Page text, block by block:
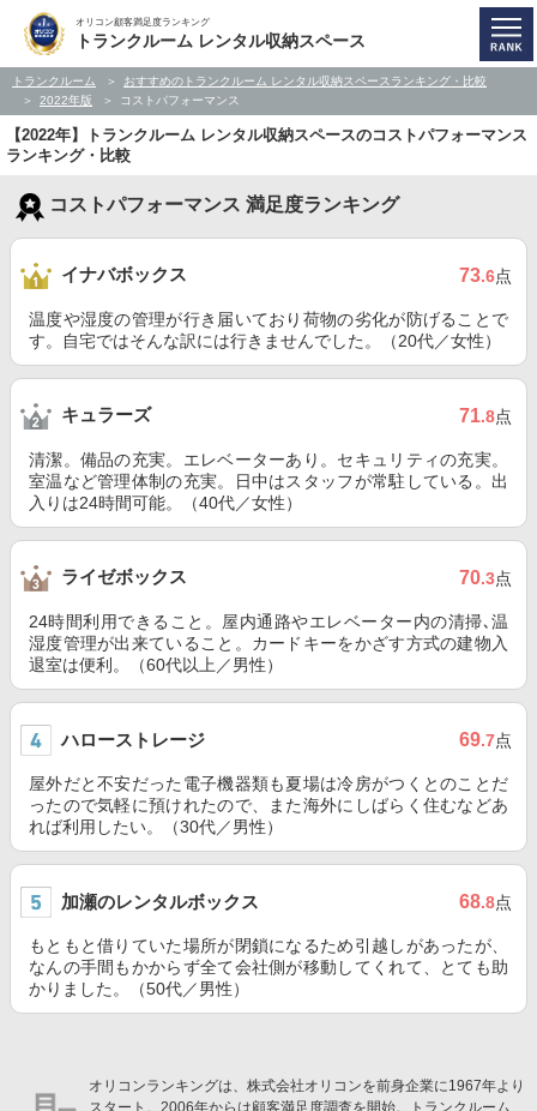
オリコン顧客満足度ランキング
トランクルーム レンタル収納スペース
トランクルーム
おすすめのトランクルーム レンタル収納スペースランキング・比較
2022年版
コストパフォーマンス
【2022年】トランクルーム レンタル収納スペースのコストパフォーマンス
ランキング・比較
コストパフォーマンス 満足度ランキング
イナバボックス 73.6点
温度や湿度の管理が行き届いており荷物の劣化が防げることで
す。自宅ではそんな訳には行きませんでした。（20代／女性）
キュラーズ 71.8点
清潔。備品の充実。エレベーターあり。セキュリティの充実。
室温など管理体制の充実。日中はスタッフが常駐している。出
入りは24時間可能。（40代／女性）
ライゼボックス 70.3点
24時間利用できること。屋内通路やエレベーター内の清掃､温
湿度管理が出来ていること。カードキーをかざす方式の建物入
退室は便利。（60代以上／男性）
ハローストレージ 69.7点
屋外だと不安だった電子機器類も夏場は冷房がつくとのことだ
ったので気軽に預けれたので、また海外にしばらく住むなどあ
れば利用したい。（30代／男性）
加瀬のレンタルボックス 68.8点
もともと借りていた場所が閉鎖になるため引越しがあったが、
なんの手間もかからず全て会社側が移動してくれて、とても助
かりました。（50代／男性）
オリコンランキングは、株式会社オリコンを前身企業に1967年より
スタート。2006年からは顧客満足度調査を開始。トランクルーム